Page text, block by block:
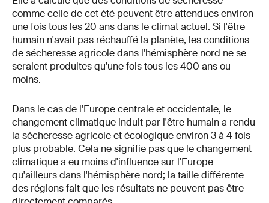
comme celle de cet été peuvent être attendues environ
une fois tous les 20 ans dans le climat actuel. Si l'être
humain n'avait pas réchauffé la planète, les conditions
de sécheresse agricole dans l'hémisphère nord ne se
seraient produites qu'une fois tous les 400 ans ou
moins.
Dans le cas de l'Europe centrale et occidentale, le
changement climatique induit par l'être humain a rendu
la sécheresse agricole et écologique environ 3 à 4 fois
plus probable. Cela ne signifie pas que le changement
climatique a eu moins d'influence sur l'Europe
qu'ailleurs dans l'hémisphère nord; la taille différente
des régions fait que les résultats ne peuvent pas être